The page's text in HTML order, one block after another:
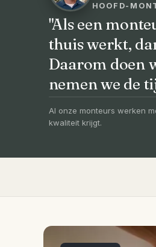
HOOFD-
"Als een
thuis werkt,
Daarom doen
nemen we de
Al onze monteurs werken
kwaliteit krijgt.
VOORHEEN →
Uw